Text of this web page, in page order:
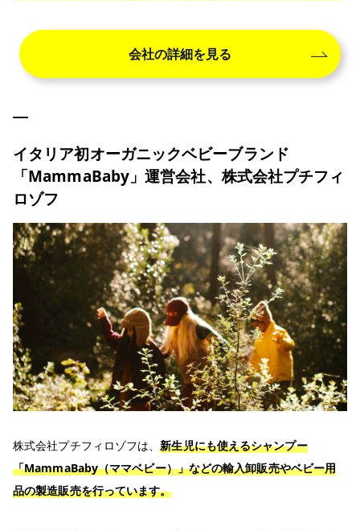
会社の詳細を見る
イタリア初オーガニックベビーブランド
「MammaBaby」運営会社、株式会社プチフィ
ロゾフ
株式会社プチフィロゾフは、新生児にも使えるシャンプー
「MammaBaby（ママベビー）」などの輸入卸販売やベビー用
品の製造販売を行っています。